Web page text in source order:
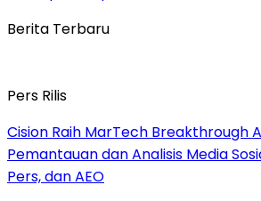
Berita Terbaru
Pers Rilis
Cision Raih MarTech Breakthrough
Pemantauan dan Analisis Media
Pers, dan AEO